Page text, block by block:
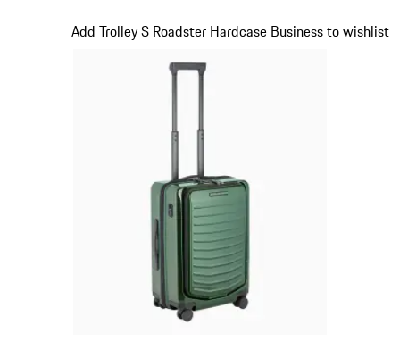
Add Trolley S Roadster Hardcase Business to wishlist
Diapositiva 12 di 20